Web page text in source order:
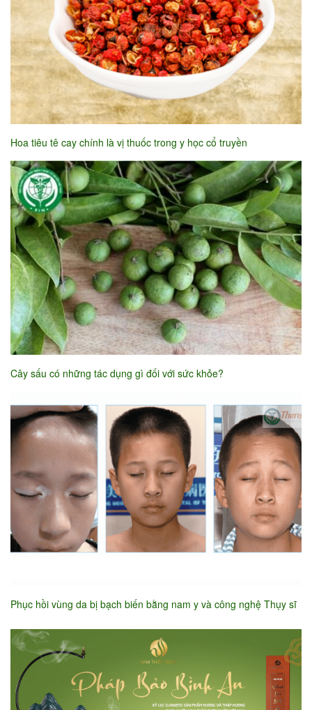
Hoa tiêu tê cay chính là vị thuốc trong y học cổ truyền
Cây sấu có những tác dụng gì đối với sức khỏe?
Phục hồi vùng da bị bạch biến bằng nam y và công nghệ Thụy sĩ